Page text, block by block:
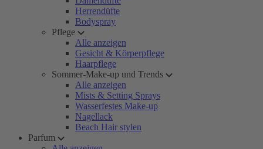
Herrendüfte
Bodyspray
Pflege
Alle anzeigen
Gesicht & Körperpflege
Haarpflege
Sommer-Make-up und Trends
Alle anzeigen
Mists & Setting Sprays
Wasserfestes Make-up
Nagellack
Beach Hair stylen
Parfum